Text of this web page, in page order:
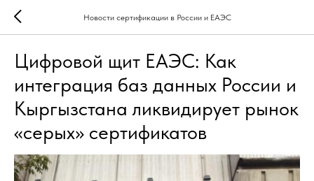
Новости сертификации в России и ЕАЭС
Цифровой щит ЕАЭС: Как
интеграция баз данных России и
Кыргызстана ликвидирует рынок
«серых» сертификатов